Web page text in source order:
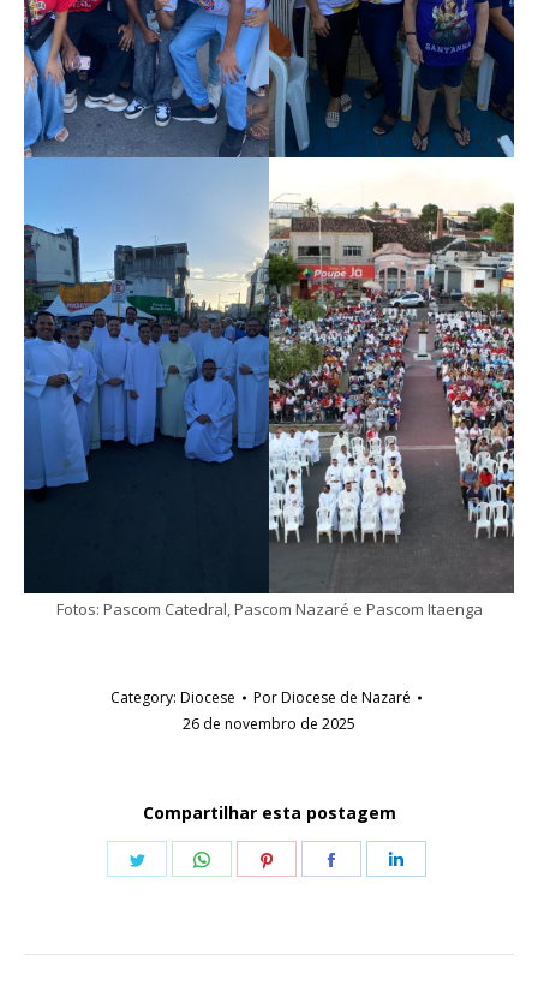
Fotos: Pascom Catedral, Pascom Nazaré e Pascom Itaenga
Category: Diocese PorDiocese de Nazaré
26 de novembro de 2025
Compartilhar esta postagem
Share
Share
Share
Share